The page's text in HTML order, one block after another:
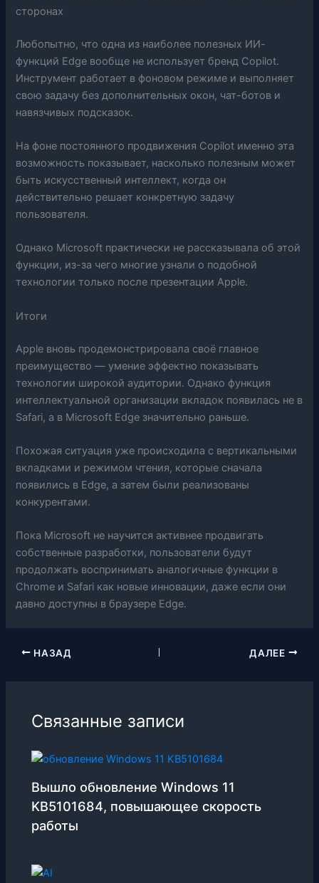
сторонах
Любопытно, что одна из наиболее полезных ИИ-
функций Edge вообще не использует бренд Copilot.
Инструмент работает в фоновом режиме и выполняет
свою задачу без дополнительных окон, чат-ботов и
навязчивых подсказок.
На фоне постоянного продвижения Copilot именно эта
возможность показывает, насколько полезным может
быть искусственный интеллект, когда он
действительно решает конкретную задачу
пользователя.
Однако Microsoft практически не рассказывала об этой
функции, из-за чего многие узнали о подобной
технологии только после презентации Apple.
Итоги
Apple вновь продемонстрировала своё главное
преимущество — умение эффектно показывать
технологии широкой аудитории. Однако функция
интеллектуальной организации вкладок появилась не в
Safari, а в Microsoft Edge значительно раньше.
Похожая ситуация уже происходила с вертикальными
вкладками и режимом чтения, которые сначала
появились в Edge, а затем были реализованы
конкурентами.
Пока Microsoft не научится активнее продвигать
собственные разработки, пользователи будут
продолжать воспринимать аналогичные функции в
Chrome и Safari как новые инновации, даже если они
давно доступны в браузере Edge.
НАЗАД ДАЛЕЕ
Связанные записи
Вышло обновление Windows 11
KB5101684, повышающее скорость
работы